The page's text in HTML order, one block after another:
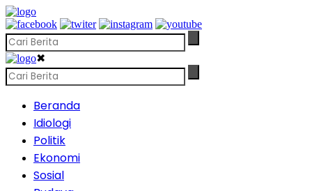
✖
Beranda
Idiologi
Politik
Ekonomi
Sosial